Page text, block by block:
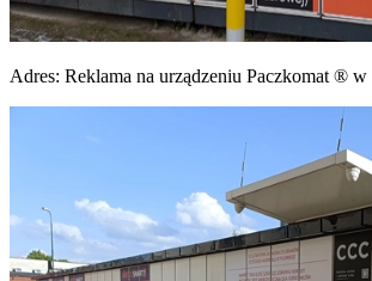
Adres: Reklama na urządzeniu Paczkomat ®